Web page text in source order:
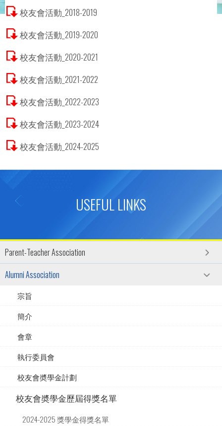
校友會活動_2018-2019
校友會活動_2019-2020
校友會活動_2020-2021
校友會活動_2021-2022
校友會活動_2022-2023
校友會活動_2023-2024
校友會活動_2024-2025
USEFUL LINKS
Parent-Teacher Association
Alumni Association
宗旨
簡介
會章
執行委員會
校友會奬學金計劃
校友會奬學金歷屆得獎名單
2024-2025 獎學金得獎名單